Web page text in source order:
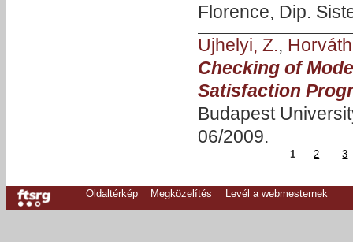
Florence, Dip.
Ujhelyi, Z.,
Checking of
Satisfaction
Budapest
06/2009.
1 2 3
Oldaltérkép Megközelítés Levél a webmesternek